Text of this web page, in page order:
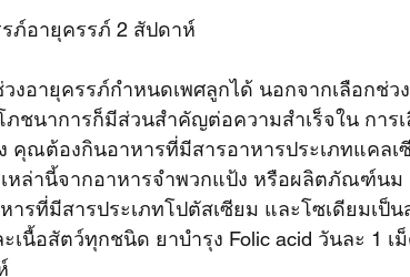
ภ์อายุครรภ์ 2 สัปดาห์
งอายุครรภ์กำหนดเพศลูกได้ นอกจากเลือกช่ว
ภชนาการก็มีส่วนสำคัญต่อความสำเร็จใน การ
ณต้องกินอาหารที่มีสารอาหารประเภทแคลเ
หล่านี้จากอาหารจำพวกแป้ง หรือผลิตภัณฑ์น
รที่มีสารประเภทโปตัสเซียม และโซเดียมเป็
เนื้อสัตว์ทุกชนิด ยาบำรุง Folic acid วันละ 1